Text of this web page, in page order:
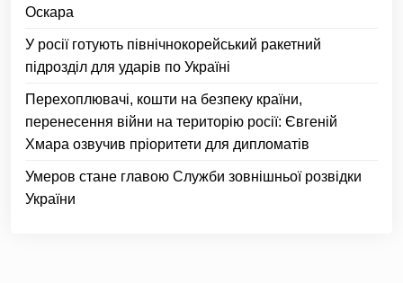
Оскара
У росії готують північнокорейський ракетний
підрозділ для ударів по Україні
Перехоплювачі, кошти на безпеку країни,
перенесення війни на територію росії: Євгеній
Хмара озвучив пріоритети для дипломатів
Умеров стане главою Служби зовнішньої розвідки
України